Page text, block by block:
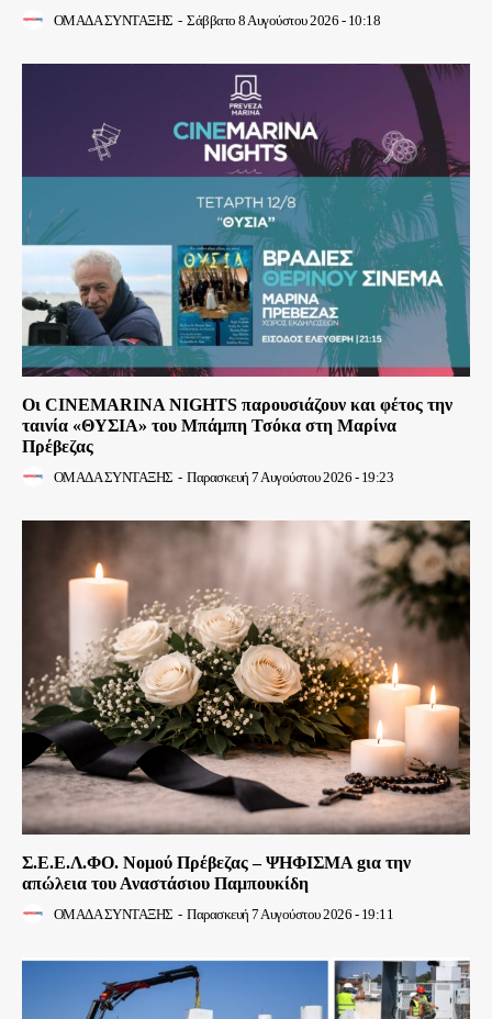
ΟΜΑΔΑ ΣΥΝΤΑΞΗΣ - Σάββατο 8 Αυγούστου 2026 - 10:18
Οι CINEMARINA NIGHTS παρουσιάζουν και φέτος την
ταινία «ΘΥΣΙΑ» του Μπάμπη Τσόκα στη Μαρίνα
Πρέβεζας
ΟΜΑΔΑ ΣΥΝΤΑΞΗΣ - Παρασκευή 7 Αυγούστου 2026 - 19:23
Σ.Ε.Ε.Λ.ΦΟ. Νομού Πρέβεζας – ΨΗΦΙΣΜΑ gια την
απώλεια του Αναστάσιου Παμπουκίδη
ΟΜΑΔΑ ΣΥΝΤΑΞΗΣ - Παρασκευή 7 Αυγούστου 2026 - 19:11